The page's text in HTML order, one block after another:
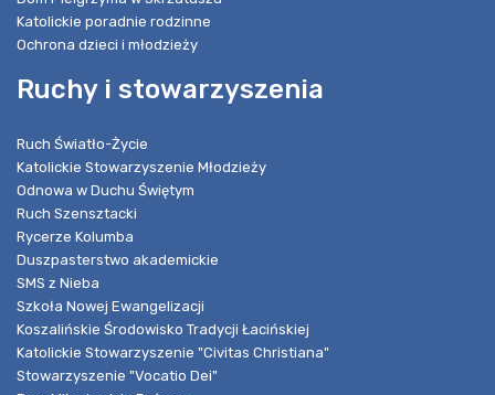
Katolickie poradnie rodzinne
Ochrona dzieci i młodzieży
Ruchy i stowarzyszenia
Ruch Światło-Życie
Katolickie Stowarzyszenie Młodzieży
Odnowa w Duchu Świętym
Ruch Szensztacki
Rycerze Kolumba
Duszpasterstwo akademickie
SMS z Nieba
Szkoła Nowej Ewangelizacji
Koszalińskie Środowisko Tradycji Łacińskiej
Katolickie Stowarzyszenie "Civitas Christiana"
Stowarzyszenie "Vocatio Dei"